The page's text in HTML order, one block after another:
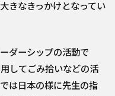
きなきっかけとなってい
ダーシップの活動で
してごみ拾いなどの活
は日本の様に先生の指